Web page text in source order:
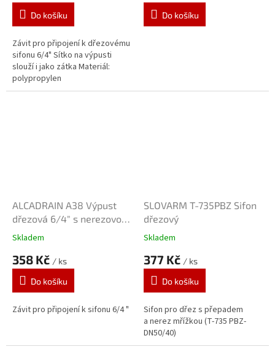
Do košíku
Závit pro připojení k dřezovému
sifonu 6/4" Sítko na výpusti
slouží i jako zátka Materiál:
polypropylen
Do košíku
ALCADRAIN A38 Výpust
dřezová 6/4" s nerezovou
mřížkou,přepadem
Skladem
358 Kč / ks
Do košíku
Závit pro připojení k sifonu 6/4 "
SLOVARM T-735PBZ Sifon
dřezový
Skladem
377 Kč / ks
Do košíku
Sifon pro dřez s přepadem
a nerez mřížkou (T-735 PBZ-
DN50/40)